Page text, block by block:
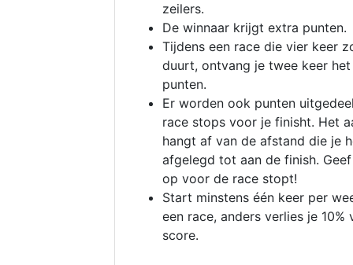
zeilers.
De winnaar krijgt extra punten.
Tijdens een race die vier keer
duurt, ontvang je twee keer
punten.
Er worden ook punten
race stops voor je finisht. Het
hangt af van de afstand die je
afgelegd tot aan de finish.
op voor de race stopt!
Start minstens één keer per
een race, anders verlies je 10%
score.